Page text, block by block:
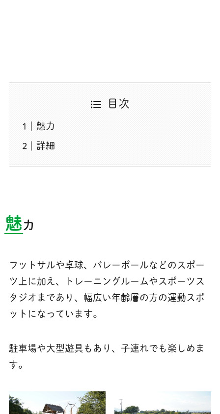
目次
魅力
詳細
魅 力
フットサルや卓球、バレーボールなどのスポー
ツ上に加え、トレーニングルームやスポーツス
タジオまであり、幅広い年齢層の方の運動スポ
ットになっています。
駐車場や大型遊具もあり、子連れでも楽しめま
す。